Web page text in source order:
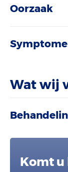
Oorzaak
Wat wij
Komt u